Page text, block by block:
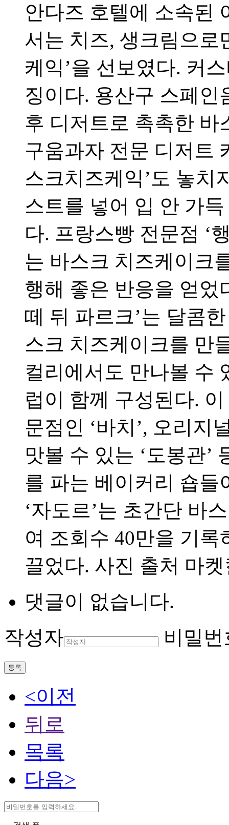
안다즈 호텔에 소속된
서는 치즈, 생크림으로
케익’을 선보였다. 커
징이다. 용산구 스페인
후 디저트로 촉촉한 바
구움과자 전문 디저트
스크치즈케익’도 놓치
스트를 넣어 입 안 가
다. 프랑스빵 전문점 ‘
는 바스크 치즈케이크
행해 좋은 반응을 얻었
떼 뒤 파르크’는 달콤
스크 치즈케이크를 만
컬리에서도 만나볼 수
럽이 함께 구성된다.
문점인 ‘바치’, 오리지
맛볼 수 있는 ‘도봉관’
를 파는 베이커리 숍들
‘자도르’는 초간단 바
여 조회수 40만을 기
끌었다. 사진 출처 마
댓글이 없습니다.
작성자
비밀번
등록
<이전
뒤로
목록
다음>